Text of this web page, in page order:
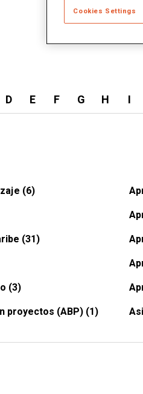
D E F G H I
(6)
(31)
(3)
proyectos (ABP) (1)
Cookies Settings